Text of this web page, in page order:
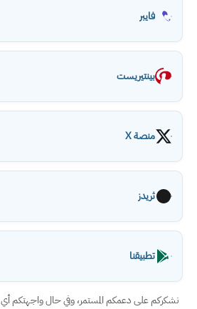
فايبر
بينتيريست
منصة X
ثريدز
تطبيقنا
نشكركم على دعمكم المستمر، وفي حال واجهتكم أي